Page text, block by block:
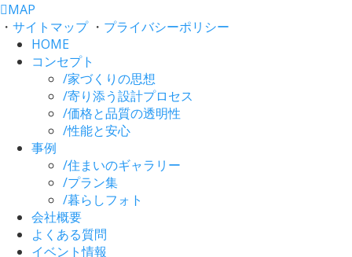
MAP
・ サイトマップ・ プライバシーポリシー
HOME
コンセプト
/家づくりの思想
/寄り添う設計プロセス
/価格と品質の透明性
/性能と安心
事例
/住まいのギャラリー
/プラン集
/暮らしフォト
会社概要
よくある質問
イベント情報